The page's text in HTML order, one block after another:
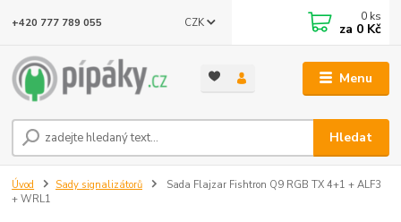
Menu
CZK
Hledat
+420 777 789 055 0 ks
za 0 Kč
Úvod Sady signalizátorů
Sada Flajzar Fishtron Q9 RGB TX 4+1 + ALF3
+ WRL1